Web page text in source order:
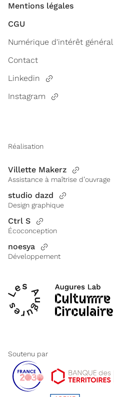
Mentions légales
CGU
Numérique d'intérêt général
Contact
Linkedin
Instagram
Réalisation
Villette Makerz
Assistance à maîtrise d’ouvrage
studio dazd
Design graphique
Ctrl S
Écoconception
noesya
Développement
Soutenu par